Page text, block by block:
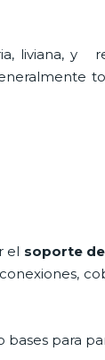
liviana, y
el soporte
para